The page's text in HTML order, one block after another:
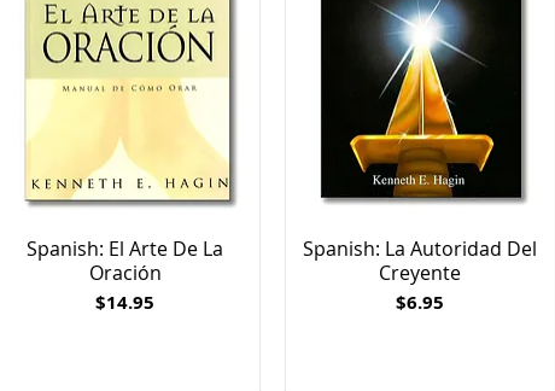
Spanish: El Arte De La
Oración
Price
$14.95
Spanish: La Autoridad Del
Creyente
Price
$6.95